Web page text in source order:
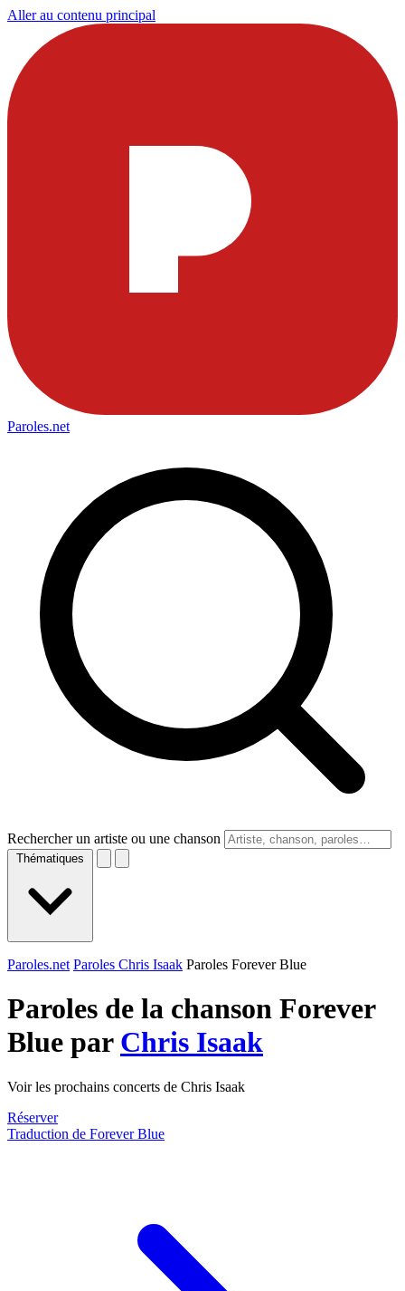
Aller au contenu principal
Paroles.net
Rechercher un artiste ou une chanson
Thématiques
Paroles.net Paroles Chris Isaak Paroles Forever Blue
Paroles de la chanson Forever
Blue par Chris Isaak
Voir les prochains concerts de Chris Isaak
Réserver
Traduction de Forever Blue